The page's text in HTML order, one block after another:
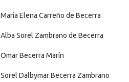
María Elena Carreño de Becerra
Alba Sorel Zambrano de Becerra
Omar Becerra Marín
Sorel Dalbymar Becerra Zambrano